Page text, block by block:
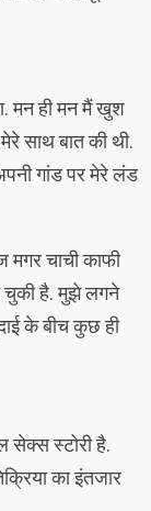
मन ही मन मैं खुश
साथ बात की थी.
गांड पर मेरे लंड
मगर चाची काफी
चुकी है. मुझे लगने
के बीच कुछ ही
सेक्स स्टोरी है.
का इंतजार